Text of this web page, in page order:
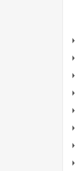
▶
▶
▶
▶
▶
▶
▶
▶